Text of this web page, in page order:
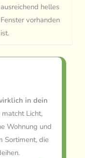
ausreichend helles
Fenster vorhanden
ist.
in dein
Licht,
Wohnung und
Sortiment, die